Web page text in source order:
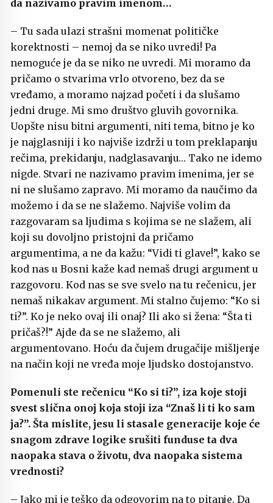
da nazivamo pravim imenom…
– Tu sada ulazi strašni momenat političke
korektnosti – nemoj da se niko uvredi! Pa
nemoguće je da se niko ne uvredi. Mi moramo da
pričamo o stvarima vrlo otvoreno, bez da se
vređamo, a moramo najzad početi i da slušamo
jedni druge. Mi smo društvo gluvih govornika.
Uopšte nisu bitni argumenti, niti tema, bitno je ko
je najglasniji i ko najviše izdrži u tom preklapanju
rečima, prekidanju, nadglasavanju… Tako ne idemo
nigde. Stvari ne nazivamo pravim imenima, jer se
ni ne slušamo zapravo. Mi moramo da naučimo da
možemo i da se ne slažemo. Najviše volim da
razgovaram sa ljudima s kojima se ne slažem, ali
koji su dovoljno pristojni da pričamo
argumentima, a ne da kažu: “Vidi ti glave!”, kako se
kod nas u Bosni kaže kad nemaš drugi argument u
razgovoru. Kod nas se sve svelo na tu rečenicu, jer
nemaš nikakav argument. Mi stalno čujemo: “Ko si
ti?”. Ko je neko ovaj ili onaj? Ili ako si žena: “Šta ti
pričaš?!” Ajde da se ne slažemo, ali
argumentovano. Hoću da čujem drugačije mišljenje
na način koji ne vređa moje ljudsko dostojanstvo.
Pomenuli ste rečenicu “Ko si ti?”, iza koje stoji
svest slična onoj koja stoji iza “Znaš li ti ko sam
ja?”. Šta mislite, jesu li stasale generacije koje će
snagom zdrave logike srušiti funduse ta dva
naopaka stava o životu, dva naopaka sistema
vrednosti?
– Jako mi je teško da odgovorim na to pitanje. Da